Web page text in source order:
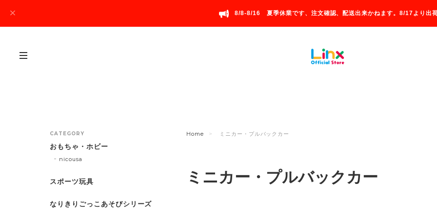
8/8-8/16 夏季休業です、注文確認、配送出来かねます。8/17より出
Home ミニカー・プルバックカー
ミニカー・プルバックカー
CATEGORY
おもちゃ・ホビー
nicousa
スポーツ玩具
なりきりごっこあそびシリーズ